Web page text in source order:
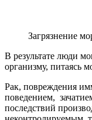
Загрязнение
В результате люди
организму, питаясь
Рак, повреждения
поведением,
последствий